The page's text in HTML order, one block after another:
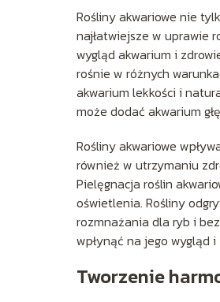
Rośliny akwariowe nie
najłatwiejsze w uprawie
wygląd akwarium i
rośnie w różnych
akwarium lekkości i
może dodać akwarium
Rośliny akwariowe
również w utrzymaniu
Pielęgnacja roślin
oświetlenia. Rośliny
rozmnażania dla ryb i
wpłynąć na jego wygląd i
Tworzenie